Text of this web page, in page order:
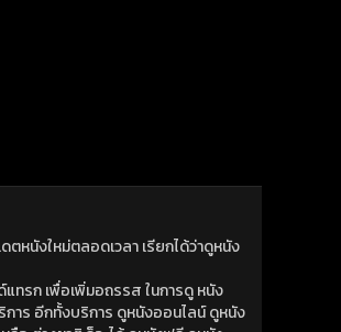
หนังใหม่ตลอดเวลา เรียกได้ว่าดูหนัง
ทรก เพื่อเพิ่มอถรรส ในการดู หนัง
การ อีกทั้งบริการ ดูหนังออนไลน์ ดูหนัง